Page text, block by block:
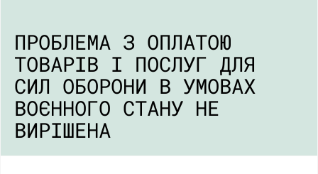
ПРОБЛЕМА З ОПЛАТОЮ
ТОВАРІВ І ПОСЛУГ ДЛЯ
СИЛ ОБОРОНИ В УМОВАХ
ВОЄННОГО СТАНУ НЕ
ВИРІШЕНА